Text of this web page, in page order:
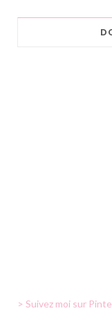
> Suivez moi sur